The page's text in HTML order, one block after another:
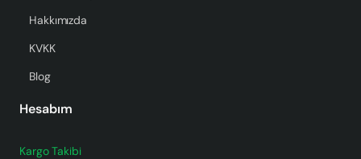
Hakkımızda
KVKK
Blog
Hesabım
Kargo Takibi